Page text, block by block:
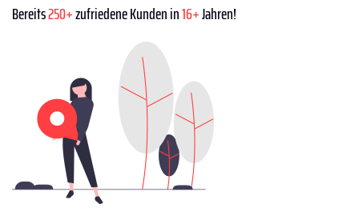
Bereits250+zufriedene Kunden in16+Jahren!